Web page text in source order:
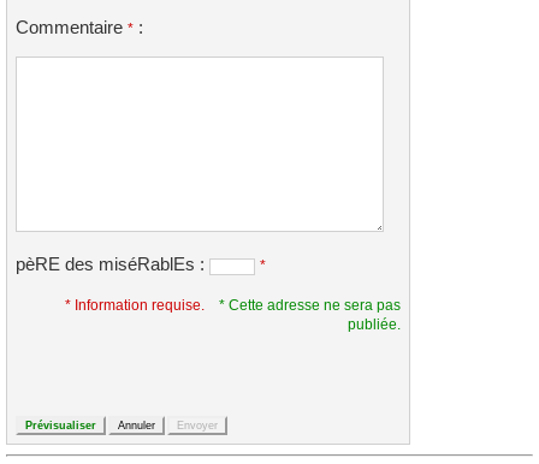
Commentaire * :
pèRE des miséRablEs : *
* Information requise.
* Cette adresse ne sera pas
publiée.